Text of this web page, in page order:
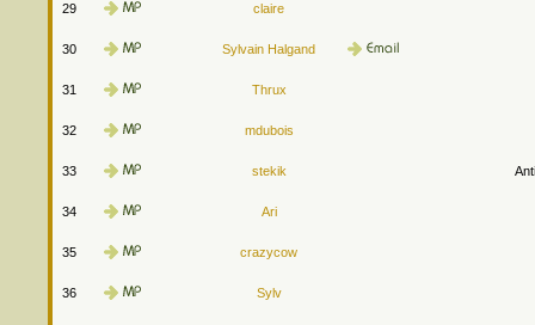
29 claire
30 Sylvain Halgand
31 Thrux
32 mdubois
33 stekik
34 Ari
35 crazycow
36 Sylv